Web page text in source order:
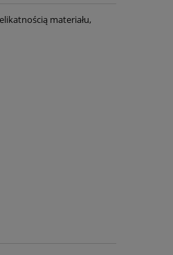
materiału,